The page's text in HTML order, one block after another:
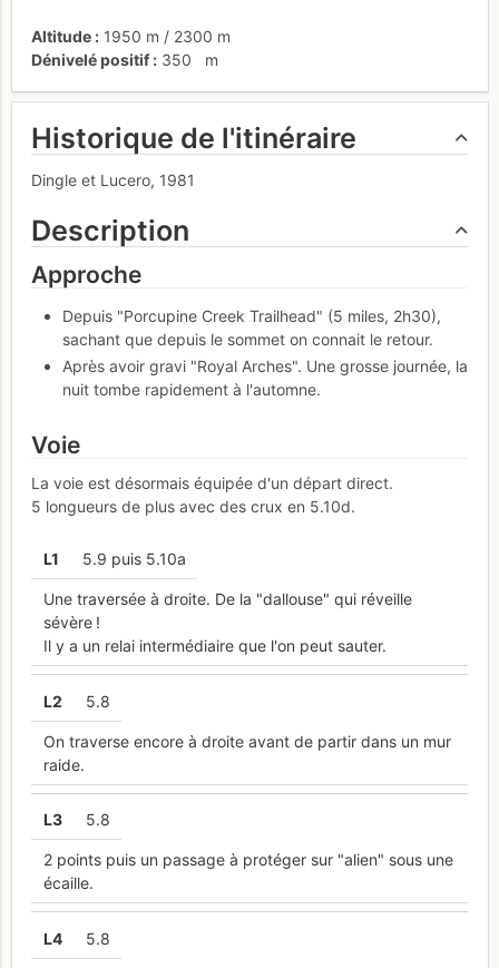
Altitude 1950 m / 2300 m
Dénivelé positif
350 m
Historique de l'itinéraire
Dingle et Lucero, 1981
Description
Approche
Depuis "Porcupine Creek Trailhead" (5 miles, 2h30),
sachant que depuis le sommet on connait le retour.
Après avoir gravi "Royal Arches". Une grosse journée, la
nuit tombe rapidement à l'automne.
Voie
La voie est désormais équipée d'un départ direct.
5 longueurs de plus avec des crux en 5.10d.
L1 5.9 puis 5.10a
Une traversée à droite. De la "dallouse" qui réveille
sévère !
Il y a un relai intermédiaire que l'on peut sauter.
L2 5.8
On traverse encore à droite avant de partir dans un mur
raide.
L3 5.8
2 points puis un passage à protéger sur "alien" sous une
écaille.
L4 5.8